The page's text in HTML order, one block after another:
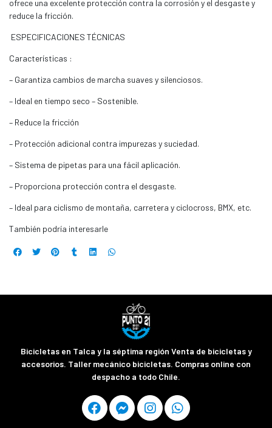
ofrece una excelente protección contra la corrosión y el desgaste y
reduce la fricción.
ESPECIFICACIONES TÉCNICAS
Características :
– Garantiza cambios de marcha suaves y silenciosos.
– Ideal en tiempo seco – Sostenible.
– Reduce la fricción
– Protección adicional contra impurezas y suciedad.
– Sistema de pipetas para una fácil aplicación.
– Proporciona protección contra el desgaste.
– Ideal para ciclismo de montaña, carretera y ciclocross, BMX, etc.
También podría interesarle
Bicicletas en Talca y la séptima región Venta de bicicletas y
accesorios. Taller mecánico bicicletas. Compras online con
despacho a todo Chile.